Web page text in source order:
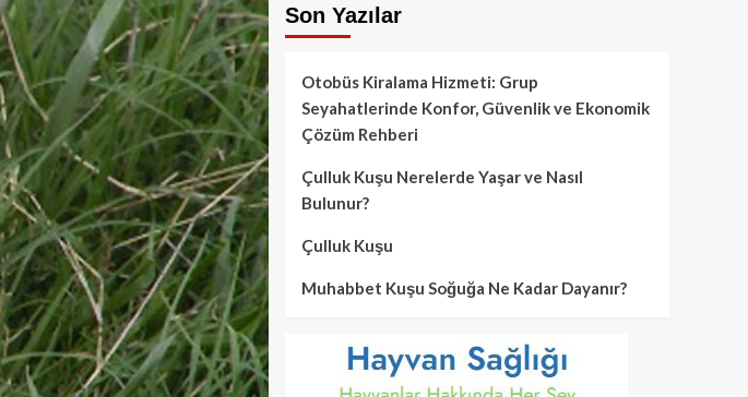
Son Yazılar
Otobüs Kiralama Hizmeti: Grup
Seyahatlerinde Konfor, Güvenlik ve Ekonomik
Çözüm Rehberi
Çulluk Kuşu Nerelerde Yaşar ve Nasıl
Bulunur?
Çulluk Kuşu
Muhabbet Kuşu Soğuğa Ne Kadar Dayanır?